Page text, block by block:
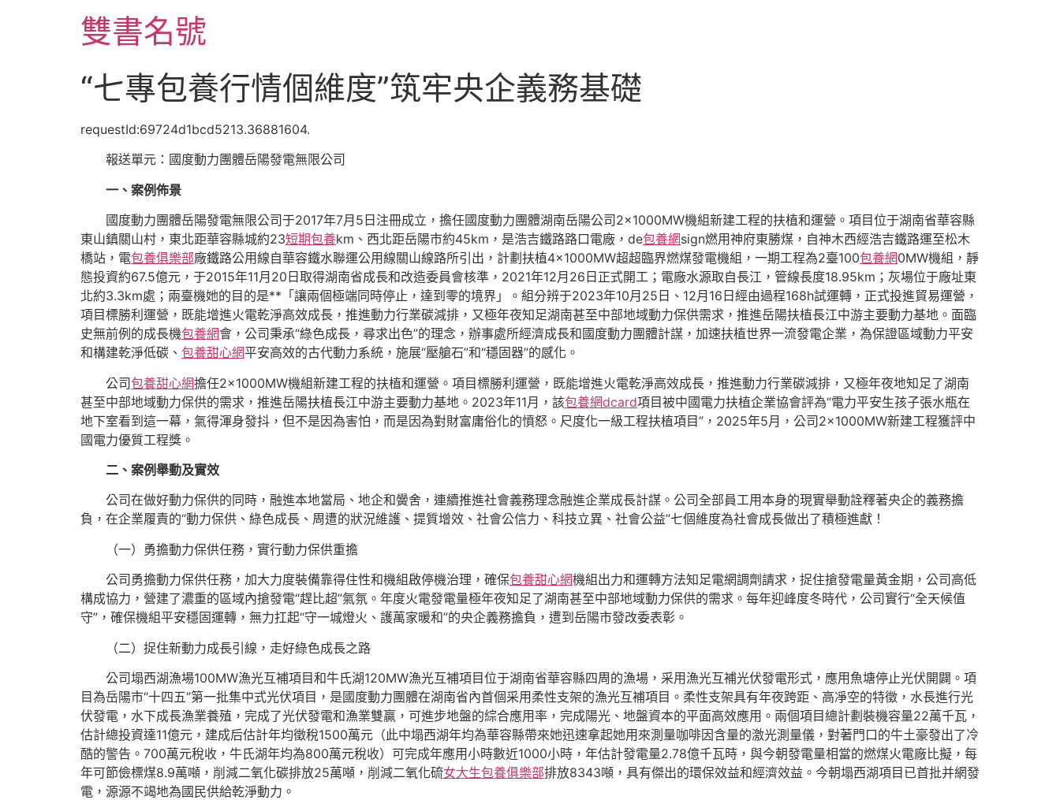
雙書名號
“七專包養行情個維度”筑牢央企義務基礎
requestId:69724d1bcd5213.36881604.
報送單元：國度動力團體岳陽發電無限公司
一、案例佈景
國度動力團體岳陽發電無限公司于2017年7月5日注冊成立，擔任國度動力團體湖南岳陽公司2×1000MW機組新建工程的扶植和運營。項目位于湖南省華容縣
東山鎮關山村，東北距華容縣城約23短期包養km、西北距岳陽市約45km，是浩吉鐵路路口電廠，de包養網sign燃用神府東勝煤，自神木西經浩吉鐵路運至松木
橋站，電包養俱樂部廠鐵路公用線自華容鐵水聯運公用線關山線路所引出，計劃扶植4×1000MW超超臨界燃煤發電機組，一期工程為2臺100包養網0MW機組，靜
態投資約67.5億元，于2015年11月20日取得湖南省成長和改造委員會核準，2021年12月26日正式開工；電廠水源取自長江，管線長度18.95km；灰場位于廠址東
北約3.3km處；兩臺機她的目的是**「讓兩個極端同時停止，達到零的境界」。組分辨于2023年10月25日、12月16日經由過程168h試運轉，正式投進貿易運營，
項目標勝利運營，既能增進火電乾淨高效成長，推進動力行業碳減排，又極年夜知足湖南甚至中部地域動力保供需求，推進岳陽扶植長江中游主要動力基地。面臨
史無前例的成長機包養網會，公司秉承“綠色成長，尋求出色”的理念，辦事處所經濟成長和國度動力團體計謀，加速扶植世界一流發電企業，為保證區域動力平安
和構建乾淨低碳、 包養甜心網平安高效的古代動力系統，施展“壓艙石”和“穩固器”的感化。
公司包養甜心網擔任2×1000MW機組新建工程的扶植和運營。項目標勝利運營，既能增進火電乾淨高效成長，推進動力行業碳減排，又極年夜地知足了湖南
甚至中部地域動力保供的需求，推進岳陽扶植長江中游主要動力基地。2023年11月，該包養網dcard項目被中國電力扶植企業協會評為“電力平安生孩子張水瓶在
地下室看到這一幕，氣得渾身發抖，但不是因為害怕，而是因為對財富庸俗化的憤怒。尺度化一級工程扶植項目”，2025年5月，公司2×1000MW新建工程獲評中
國電力優質工程獎。
二、案例舉動及實效
公司在做好動力保供的同時，融進本地當局、地企和黌舍，連續推進社會義務理念融進企業成長計謀。公司全部員工用本身的現實舉動詮釋著央企的義務擔
負，在企業履責的“動力保供、綠色成長、周遭的狀況維護、提質增效、社會公信力、科技立異、社會公益”七個維度為社會成長做出了積極進獻！
（一）勇擔動力保供任務，實行動力保供重擔
公司勇擔動力保供任務，加大力度裝備靠得住性和機組啟停機治理，確保包養甜心網機組出力和運轉方法知足電網調劑請求，捉住搶發電量黃金期，公司高低
構成協力，營建了濃重的區域內搶發電“趕比超”氣氛。年度火電發電量極年夜知足了湖南甚至中部地域動力保供的需求。每年迎峰度冬時代，公司實行“全天候值
守”，確保機組平安穩固運轉，無力扛起“守一城燈火、護萬家暖和”的央企義務擔負，遭到岳陽市發改委表彰。
（二）捉住新動力成長引線，走好綠色成長之路
公司塌西湖漁場100MW漁光互補項目和牛氏湖120MW漁光互補項目位于湖南省華容縣四周的漁場，采用漁光互補光伏發電形式，應用魚塘停止光伏開闢。項
目為岳陽市“十四五”第一批集中式光伏項目，是國度動力團體在湖南省內首個采用柔性支架的漁光互補項目。柔性支架具有年夜跨距、高凈空的特徵，水長進行光
伏發電，水下成長漁業養殖，完成了光伏發電和漁業雙贏，可進步地盤的綜合應用率，完成陽光、地盤資本的平面高效應用。兩個項目總計劃裝機容量22萬千瓦，
估計總投資達11億元，建成后估計年均徵稅1500萬元（此中塌西湖年均為華容縣帶來她迅速拿起她用來測量咖啡因含量的激光測量儀，對著門口的牛土豪發出了冷
酷的警告。700萬元稅收，牛氏湖年均為800萬元稅收）可完成年應用小時數近1000小時，年估計發電量2.78億千瓦時，與今朝發電量相當的燃煤火電廠比擬，每
年可節儉標煤8.9萬噸，削減二氧化碳排放25萬噸，削減二氧化硫女大生包養俱樂部排放8343噸，具有傑出的環保效益和經濟效益。今朝塌西湖項目已首批并網發
電，源源不竭地為國民供給乾淨動力。